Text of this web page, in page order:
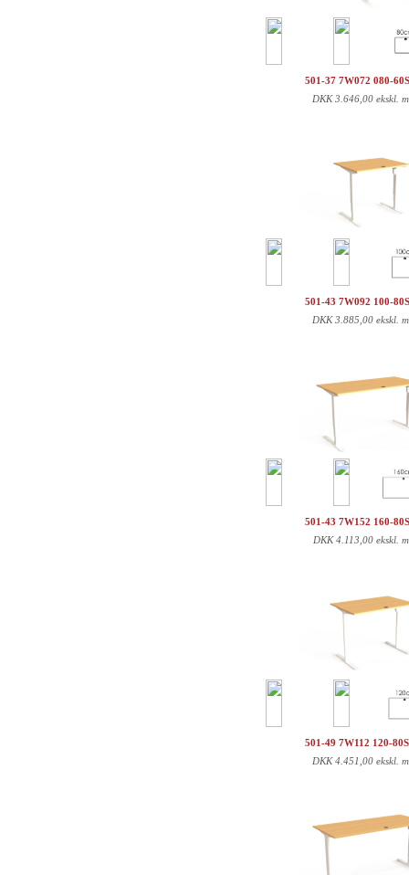
501-37 7W072 080-
DKK3.646,00 ekskl.
501-43 7W092 100-
DKK3.885,00 ekskl.
501-43 7W152 160-
DKK 4.113,00 ekskl.
501-49 7W112 120-
DKK4.451,00 ekskl.